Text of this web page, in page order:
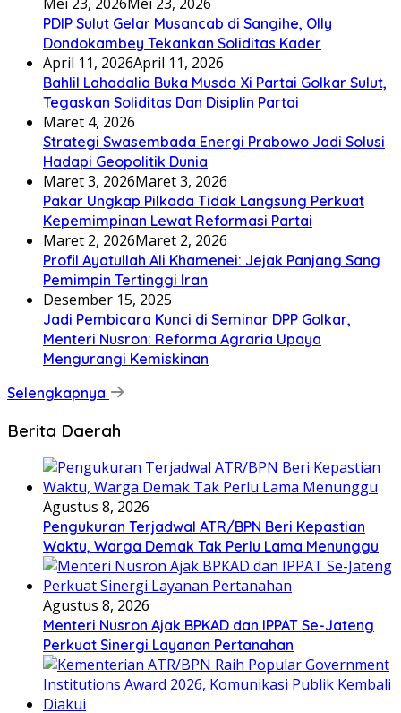
PDIP Sulut Gelar Musancab di Sangihe, Olly
Dondokambey Tekankan Soliditas Kader
April 11, 2026April 11, 2026
Bahlil Lahadalia Buka Musda Xi Partai Golkar Sulut,
Tegaskan Soliditas Dan Disiplin Partai
Maret 4, 2026
Strategi Swasembada Energi Prabowo Jadi Solusi
Hadapi Geopolitik Dunia
Maret 3, 2026Maret 3, 2026
Pakar Ungkap Pilkada Tidak Langsung Perkuat
Kepemimpinan Lewat Reformasi Partai
Maret 2, 2026Maret 2, 2026
Profil Ayatullah Ali Khamenei: Jejak Panjang Sang
Pemimpin Tertinggi Iran
Desember 15, 2025
Jadi Pembicara Kunci di Seminar DPP Golkar,
Menteri Nusron: Reforma Agraria Upaya
Mengurangi Kemiskinan
Selengkapnya
Berita Daerah
Agustus 8, 2026
Pengukuran Terjadwal ATR/BPN Beri Kepastian
Waktu, Warga Demak Tak Perlu Lama Menunggu
Agustus 8, 2026
Menteri Nusron Ajak BPKAD dan IPPAT Se-Jateng
Perkuat Sinergi Layanan Pertanahan